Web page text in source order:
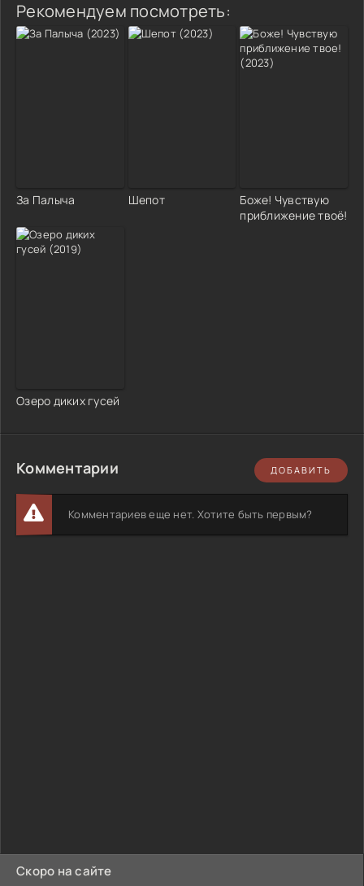
Скоро на сайте
Рекомендуем посмотреть:
За Палыча Шепот
Боже! Чувствую
приближение твоё!
Озеро диких гусей
Комментарии ДОБАВИТЬ
Комментариев еще нет. Хотите быть первым?